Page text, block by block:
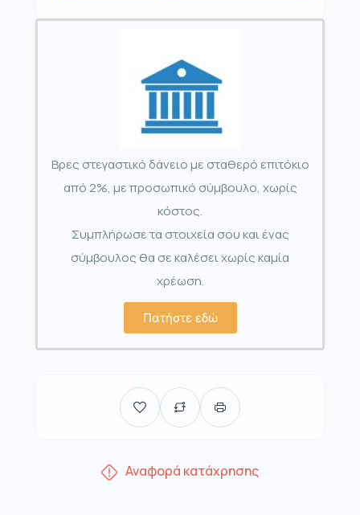
Βρες στεγαστικό δάνειο με σταθερό επιτόκιο
από 2%, με προσωπικό σύμβουλο, χωρίς
κόστος.
Συμπλήρωσε τα στοιχεία σου και ένας
σύμβουλος θα σε καλέσει χωρίς καμία
χρέωση.
Πατήστε εδώ
Αναφορά κατάχρησης